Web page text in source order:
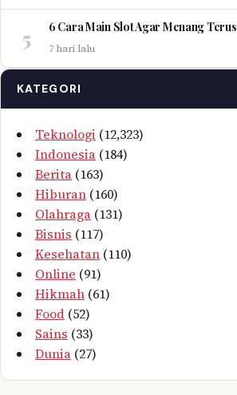
5 6 Cara Main Slot Agar Menang Terus
7 hari lalu
KATEGORI
Teknologi (12,323)
Indonesia (184)
Berita (163)
Hiburan (160)
Olahraga (131)
Bisnis (117)
Kesehatan (110)
Online (91)
Hikmah (61)
Food (52)
Sains (33)
Dunia (27)